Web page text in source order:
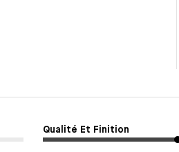
Qualité Et Finition